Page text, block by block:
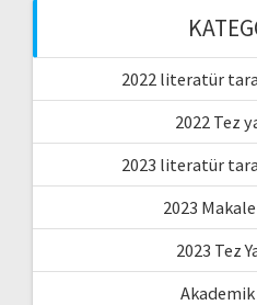
2022 literatür
2022 Tez
2023 literatür
2023
2023 Tez